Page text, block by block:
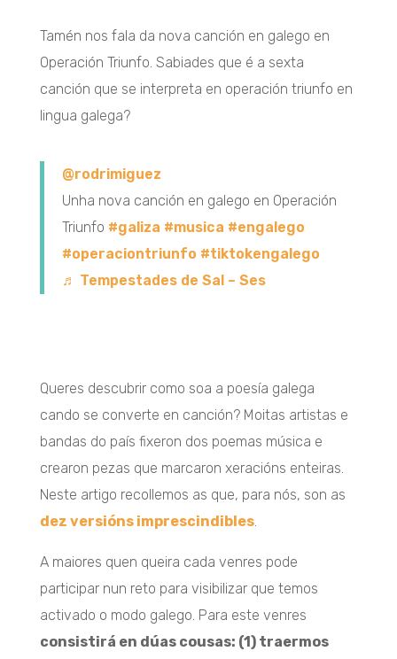
Tamén nos fala da nova canción en galego en
Operación Triunfo. Sabiades que é a sexta
canción que se interpreta en operación triunfo en
lingua galega?
@rodrimiguez
Unha nova canción en galego en Operación
Triunfo #galiza #musica #engalego
#operaciontriunfo #tiktokengalego
♬ Tempestades de Sal – Ses
Queres descubrir como soa a poesía galega
cando se converte en canción? Moitas artistas e
bandas do país fixeron dos poemas música e
crearon pezas que marcaron xeracións enteiras.
Neste artigo recollemos as que, para nós, son as
dez versións imprescindibles.
A maiores quen queira cada venres pode
participar nun reto para visibilizar que temos
activado o modo galego. Para este venres
consistirá en dúas cousas: (1) traermos